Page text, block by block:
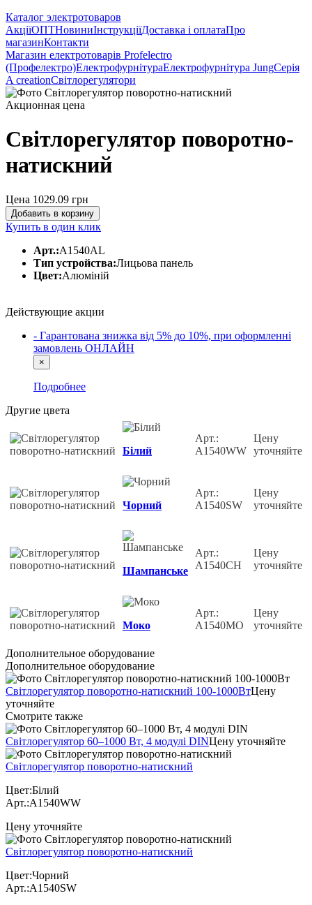
Каталог электротоваров
АкціїОПТНовиниІнструкціїДоставка і оплатаПро
магазинКонтакти
Магазин електротоварів Profelectro
(Профелектро)ЕлектрофурнітураЕлектрофурнітура JungСерія
A creationСвітлорегулятори
Акционная цена
Світлорегулятор поворотно-
натискний
Цена 1029.09 грн
Добавить в корзину
Купить в один клик
Арт.:A1540AL
Тип устройства:Лицьова панель
Цвет:Алюміній
Действующие акции
- Гарантована знижка від 5% до 10%, при оформленні
замовлень ОНЛАЙН
×
Подробнее
Другие цвета
Білий
Арт.:
A1540WW
Цену
уточняйте
Чорний
Арт.:
A1540SW
Цену
уточняйте
Шампанське
Арт.:
A1540CH
Цену
уточняйте
Моко
Арт.:
A1540MO
Цену
уточняйте
Дополнительное оборудование
Дополнительное оборудование
Світлорегулятор поворотно-натискний 100-1000ВтЦену
уточняйте
Cмотрите также
Світлорегулятор 60–1000 Вт, 4 модулі DINЦену уточняйте
Світлорегулятор поворотно-натискний
Цвет:Білий
Арт.:A1540WW
Цену уточняйте
Світлорегулятор поворотно-натискний
Цвет:Чорний
Арт.:A1540SW